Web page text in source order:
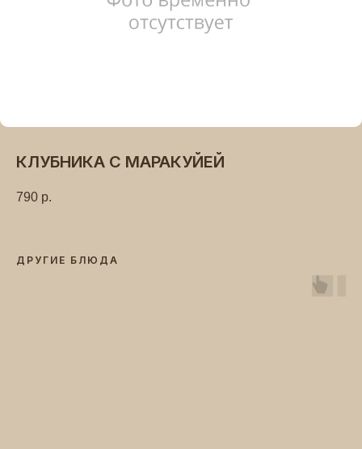
КЛУБНИКА С МАРАКУЙЕЙ
790 р.
ДРУГИЕ БЛЮДА